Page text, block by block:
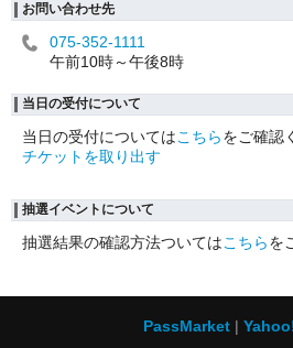
お問い合わせ先
075-352-1111
午前10時～午後8時
当日の受付について
当日の受付についてはこちらをご確認
チケットを取り出す
抽選イベントについて
抽選結果の確認方法ついてはこちらを
PassMarket